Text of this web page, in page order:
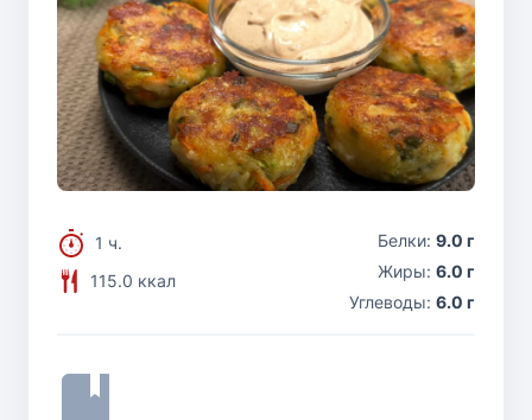
1 ч.
115.0 ккал
Белки: 9.0 г
Жиры: 6.0 г
Углеводы: 6.0 г